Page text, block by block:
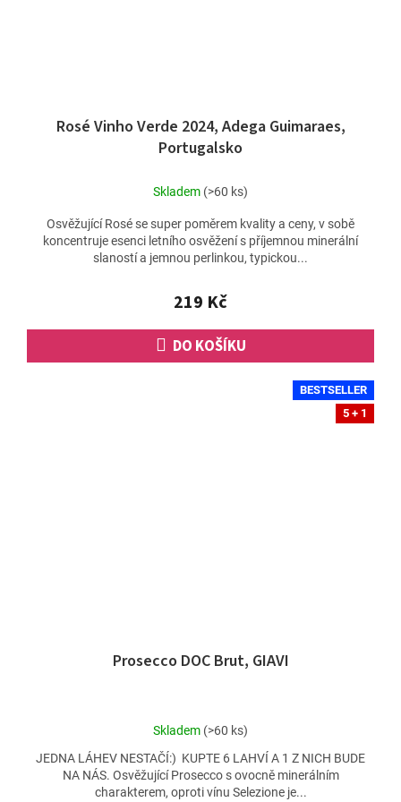
Rosé Vinho Verde 2024, Adega Guimaraes,
Portugalsko
Skladem (>60 ks)
219 Kč
DO KOŠÍKU
Osvěžující Rosé se super poměrem kvality a ceny, v sobě
koncentruje esenci letního osvěžení s příjemnou minerální
slaností a jemnou perlinkou, typickou...
BESTSELLER
5 + 1
Prosecco DOC Brut, GIAVI
Průměrné
produktu
je
5,0
Skladem (>60 ks)
JEDNA LÁHEV NESTAČÍ:) KUPTE 6 LAHVÍ A 1 Z NICH BUDE
NA NÁS. Osvěžující Prosecco s ovocně minerálním
charakterem, oproti vínu Selezione je...